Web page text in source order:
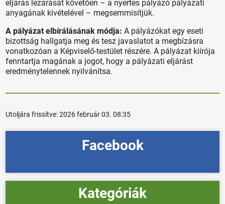
eljárás lezárását követően – a nyertes pályázó pályázati
anyagának kivételével – megsemmisítjük.
A pályázat elbírálásának módja: A pályázókat egy eseti
bizottság hallgatja meg és tesz javaslatot a megbízásra
vonatkozóan a Képviselő-testület részére. A pályázat kiírója
fenntartja magának a jogot, hogy a pályázati eljárást
eredménytelennek nyilvánítsa.
Utoljára frissítve:2026 február 03. 08:35
Facebook
Kategóriák